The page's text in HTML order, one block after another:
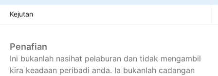
Kejutan
Penafian
Ini bukanlah nasihat pelaburan dan tidak mengambil
kira keadaan peribadi anda. Ia bukanlah cadangan